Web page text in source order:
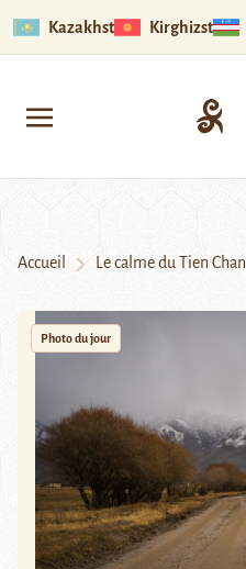
Kazakhstan Kirghizstan
Accueil Le calme du Tien Chan
Photo du jour